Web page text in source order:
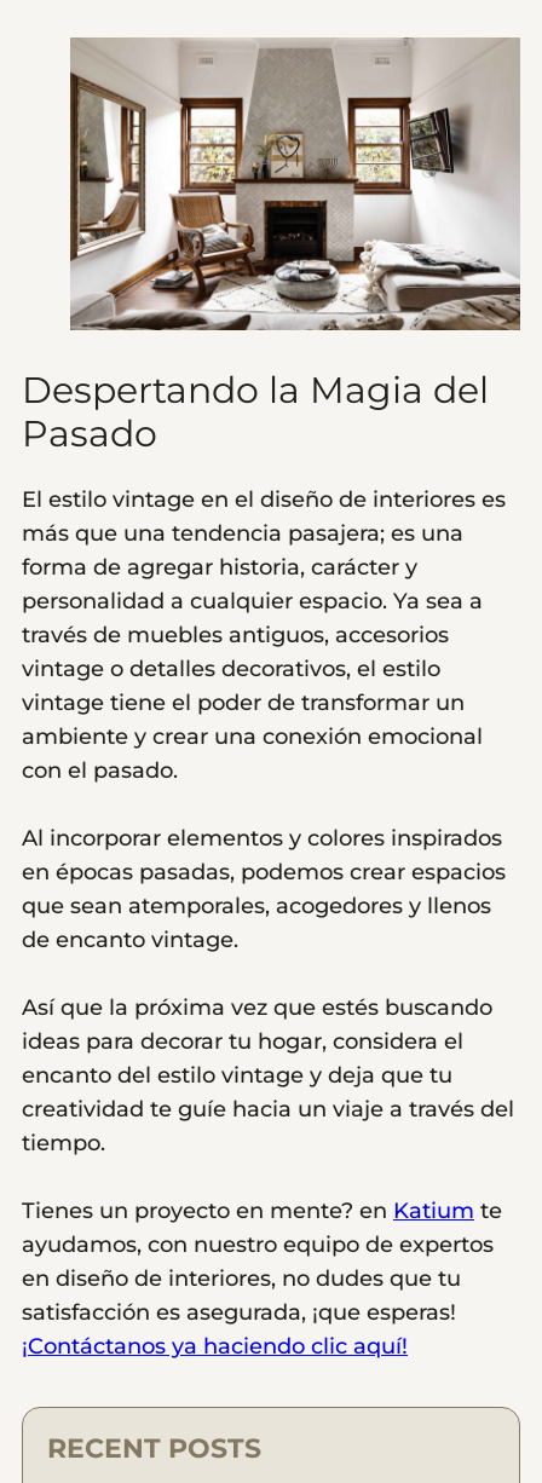
Despertando la Magia del
Pasado
El estilo vintage en el diseño de interiores es
más que una tendencia pasajera; es una
forma de agregar historia, carácter y
personalidad a cualquier espacio. Ya sea a
través de muebles antiguos, accesorios
vintage o detalles decorativos, el estilo
vintage tiene el poder de transformar un
ambiente y crear una conexión emocional
con el pasado.
Al incorporar elementos y colores inspirados
en épocas pasadas, podemos crear espacios
que sean atemporales, acogedores y llenos
de encanto vintage.
Así que la próxima vez que estés buscando
ideas para decorar tu hogar, considera el
encanto del estilo vintage y deja que tu
creatividad te guíe hacia un viaje a través del
tiempo.
Tienes un proyecto en mente? en Katium te
ayudamos, con nuestro equipo de expertos
en diseño de interiores, no dudes que tu
satisfacción es asegurada, ¡que esperas!
¡Contáctanos ya haciendo clic aquí!
RECENT POSTS